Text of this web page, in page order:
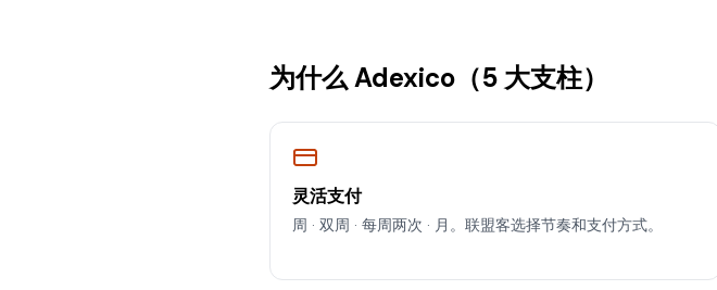
为什么 Adexico（5 大支柱）
灵活支付
周 · 双周 · 每周两次 · 月。联盟客选择节奏和支付方式。